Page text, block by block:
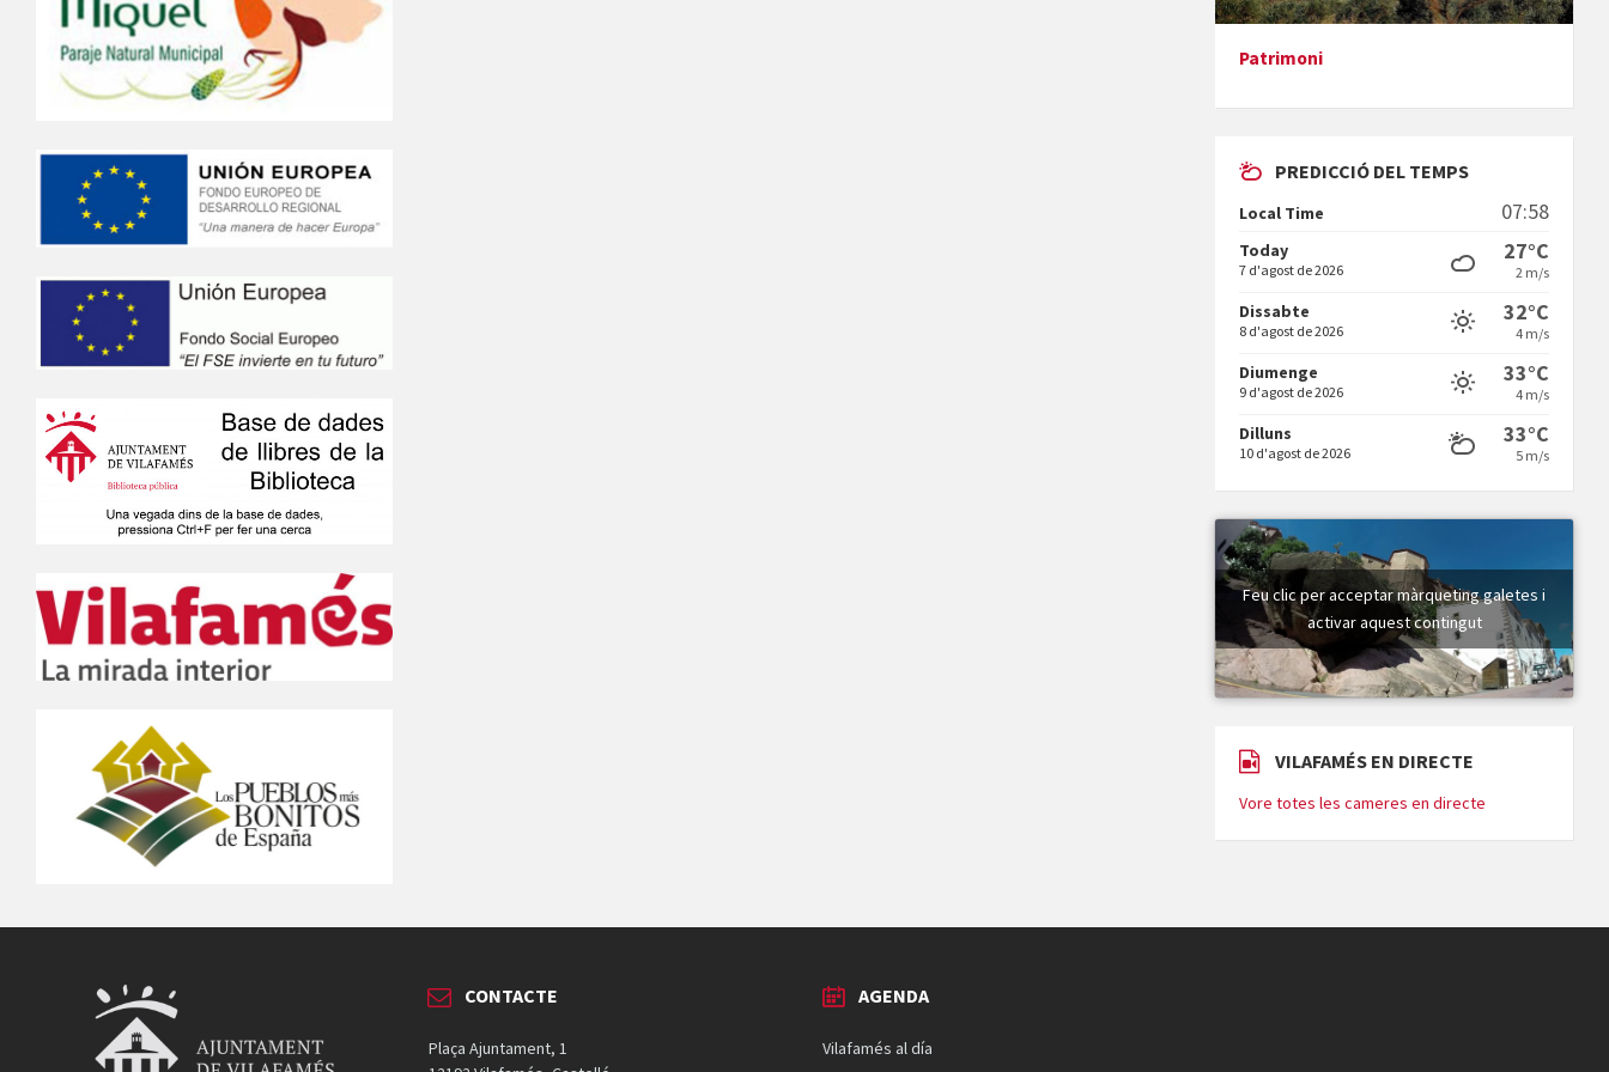
mare&quot;, d'Emma Zafon
En Bum
Vermuts a la Font. Hit parit
Patrimoni
PREDICCIÓ DEL TEMPS
Local Time 07:58
Today
7 d'agost de 2026
27°C
2 m/s
Dissabte
8 d'agost de 2026
32°C
4 m/s
Diumenge
9 d'agost de 2026
33°C
4 m/s
Dilluns
10 d'agost de 2026
33°C
5 m/s
Feu clic per acceptar màrqueting galetes i
activar aquest contingut
VILAFAMÉS EN DIRECTE
Vore totes les cameres en directe
CONTACTE
Plaça Ajuntament, 1
AGENDA
Vilafamés al día